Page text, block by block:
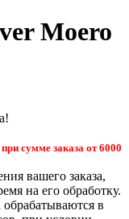
Moero
сумме заказа от 6000
вашего заказа,
на его обработку.
обрабатываются в